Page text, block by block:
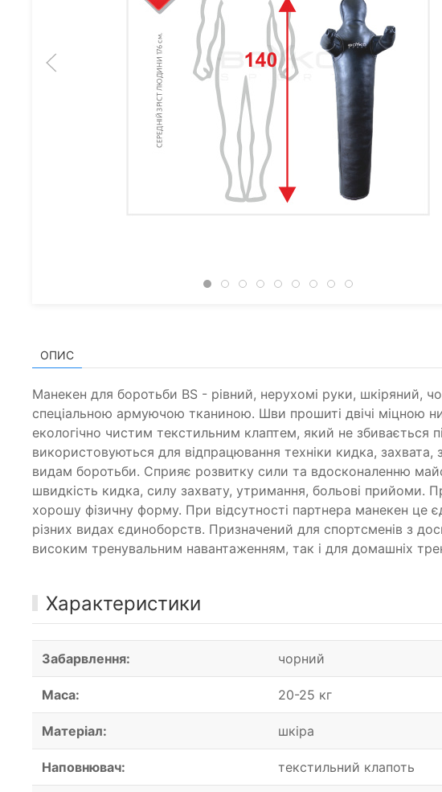
ОПИС
Манекен для боротьби BS - рівний, нерухомі руки, шкіряний,
спеціальною армуючою тканиною. Шви прошиті двічі міцною
екологічно чистим текстильним клаптем, який не збивається
використовуються для відпрацювання техніки кидка,
видам боротьби. Сприяє розвитку сили та вдосконаленню
швидкість кидка, силу захвату, утримання, больові
хорошу фізичну форму. При відсутності партнера манекен це
різних видах єдиноборств. Призначений для спортсменів з
високим тренувальним навантаженням, так і для домашніх
Характеристики
Забарвлення: чорний
Маса: 20-25 кг
Матеріал: шкіра
Наповнювач: текстильний клапоть